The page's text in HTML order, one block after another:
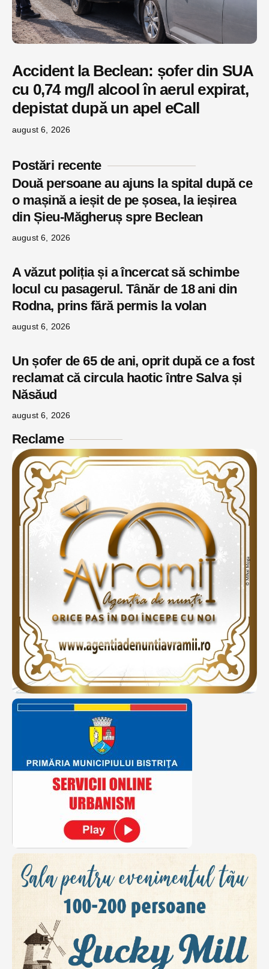
Accident la Beclean: șofer din SUA
cu 0,74 mg/l alcool în aerul expirat,
depistat după un apel eCall
august 6, 2026
Postări recente
Două persoane au ajuns la spital după ce
o mașină a ieșit de pe șosea, la ieșirea
din Șieu-Măgheruș spre Beclean
august 6, 2026
A văzut poliția și a încercat să schimbe
locul cu pasagerul. Tânăr de 18 ani din
Rodna, prins fără permis la volan
august 6, 2026
Un șofer de 65 de ani, oprit după ce a fost
reclamat că circula haotic între Salva și
Năsăud
august 6, 2026
Reclame